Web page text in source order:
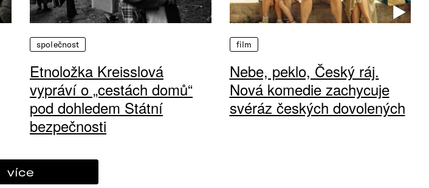
společnost
Etnoložka Kreisslová
vypráví o „cestách domů“
pod dohledem Státní
bezpečnosti
film
Nebe, peklo, Český ráj.
Nová komedie zachycuje
svéráz českých dovolených
více